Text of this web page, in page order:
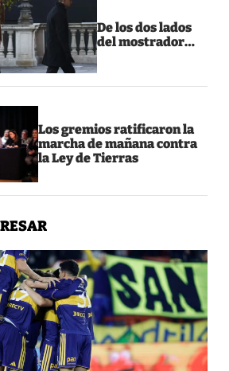
De los dos lados
del mostrador…
Los gremios ratificaron la
marcha de mañana contra
la Ley de Tierras